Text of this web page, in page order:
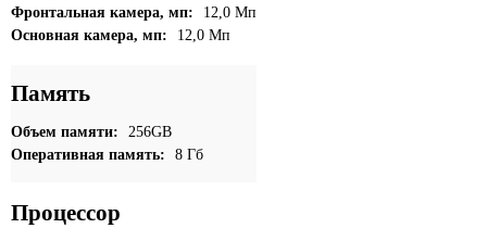
Фронтальная камера, мп:
12,0 Мп
Основная камера, мп:
12,0 Мп
Память
Объем памяти:
256GB
Оперативная память:
8 Гб
Процессор